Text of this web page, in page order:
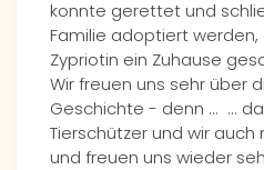
konnte gerettet und
Familie adoptiert
Zypriotin ein Zuhause
Wir freuen uns sehr über
Geschichte - denn ... ...
Tierschützer und wir
und freuen uns wieder